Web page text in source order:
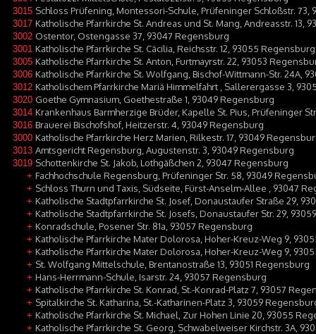
3015 Schloss Prüfening, Montessori-Schule, Prüfeninger Schloßstr. 73,
3017 Katholische Pfarrkirche St. Andreas und St. Mang, Andreasstr. 13,
3002 Ostentor, Ostengasse 37, 93047 Regensburg
3001 Katholische Pfarrkirche St. Cäcilia, Reichsstr. 12, 93055
3005 Katholische Pfarrkirche St. Anton, Furtmayrstr. 22, 93053
3006 Katholische Pfarrkirche St. Wolfgang, Bischof-Wittmann-Str. 24A,
3012 Katholischem Pfarrkirche Mariä Himmelfahrt , Sallerergasse 3,
3020 Goethe Gymnasium, Goethestraße 1, 93049 Regensburg
3014 Krankenhaus Barmherzige Brüder, Kapelle St. Pius, Prüfeninger
3016 Brauerei Bischofshof, Heitzerstr. 4, 93049 Regensburg
3000 Katholische Pfarrkirche Herz Marien, Rilkestr. 17, 93049
3013 Amtsgericht Regensburg, Augustenstr. 3, 93049 Regensburg
3019 Schottenkirche St. Jakob, Lothgäßchen 2, 93047 Regensburg
+ Fachhochschule Regensburg, Prüfeninger Str. 58, 93049
+ Schloss Thurn und Taxis, Südseite, Fürst-Anselm-Allee , 93047
+ Katholische Stadtpfarrkirche St. Josef, Donaustaufer Straße 29,
+ Katholische Stadtpfarrkirche St. Josefs, Donaustaufer Str. 29,
+ Konradschule, Posener Str. 81a, 93057 Regensburg
+ Katholische Pfarrkirche Mater Dolorosa, Hoher-Kreuz-Weg 9,
+ Katholische Pfarrkirche Mater Dolorosa, Hoher-Kreuz-Weg 9,
+ St. Wolfgang Mittelschule, Brentanostraße 13, 93051 Regensburg
+ Hans-Herrmann-Schule, Isarstr. 24, 93057 Regensburg
+ Katholische Pfarrkirche St. Konrad, St.-Konrad-Platz 7, 93057
+ Spitalkirche St. Katharina, St.-Katharinen-Platz 3, 93059
+ Katholische Pfarrkirche St. Michael, Zur Hohen Linie 20, 93055
+ Katholische Pfarrkirche St. Georg, Schwabelweiser Kirchstr. 3A,